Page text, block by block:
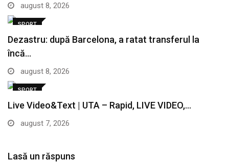
august 8, 2026
SPORT
Dezastru: după Barcelona, a ratat transferul la
încă…
august 8, 2026
SPORT
Live Video&Text | UTA – Rapid, LIVE VIDEO,…
august 7, 2026
Lasă un răspuns